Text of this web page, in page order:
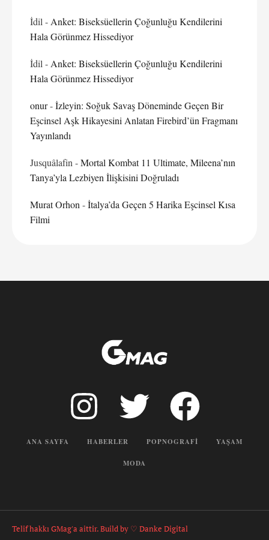
İdil - Anket: Biseksüellerin Çoğunluğu Kendilerini
Hala Görünmez Hissediyor
İdil - Anket: Biseksüellerin Çoğunluğu Kendilerini
Hala Görünmez Hissediyor
onur-İzleyin: Soğuk Savaş Döneminde Geçen Bir
Eşcinsel Aşk Hikayesini Anlatan Firebird’ün Fragmanı
Yayınlandı
Jusquâlafin -Mortal Kombat 11 Ultimate, Mileena’nın
Tanya’yla Lezbiyen İlişkisini Doğruladı
Murat Orhon -İtalya’da Geçen 5 Harika Eşcinsel Kısa
Filmi
ANA SAYFA HABERLER POPNOGRAFI YAŞAM
MODA
Telif hakkı GMag'a aittir. Build by ♡ Danke Digital